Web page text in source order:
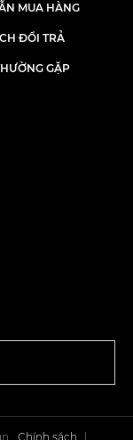
MUA HÀNG
ĐỔI TRẢ
GẶP
Chính sách